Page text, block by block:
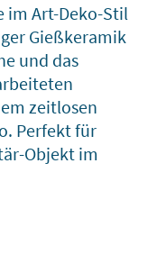
im Art-Deko-Stil
Gießkeramik
und das
zeitlosen
Perfekt für
Objekt im